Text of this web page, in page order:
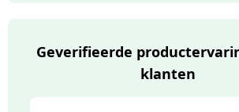
Geverifieerde
klanten